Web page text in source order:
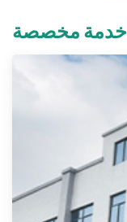
خدمة مخصصة